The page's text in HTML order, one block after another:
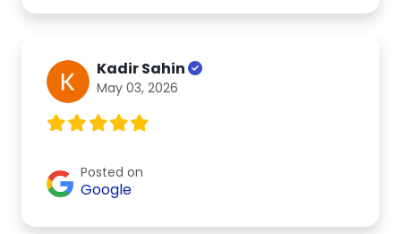
Kadir Sahin
May 03, 2026
Posted on
Google